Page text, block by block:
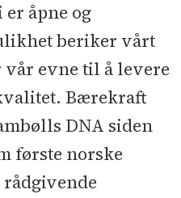
åpne og
beriker vårt
evne til å levere
Bærekraft
DNA siden
første norske